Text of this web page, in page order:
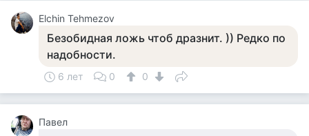
Elchin Tehmezov
Безобидная ложь чтоб дразнит. )) Редко по
надобности.
6 лет 0 0
Павел